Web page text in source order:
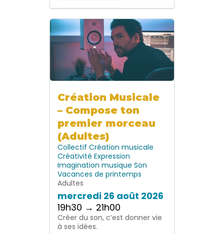
Création Musicale
– Compose ton
premier morceau
(Adultes)
Collectif Création musicale
Créativité Expression
Imagination musique Son
Vacances de printemps
Adultes
mercredi 26 août 2026
19h30 → 21h00
Créer du son, c’est donner vie
à ses idées.